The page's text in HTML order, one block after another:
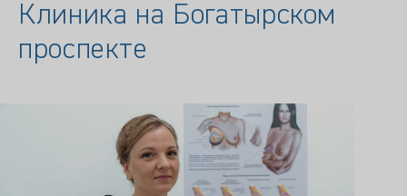
Клиника на Богатырском
проспекте